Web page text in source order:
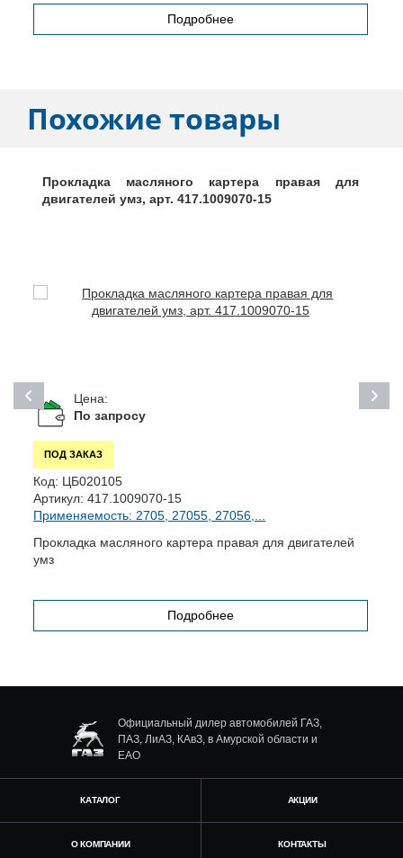
Подробнее
Похожие товары
Прокладка масляного картера правая для
двигателей умз, арт. 417.1009070-15
Цена:
По запросу
ПОД ЗАКАЗ
Код: ЦБ020105
Артикул: 417.1009070-15
Применяемость: 2705, 27055, 27056,...
Прокладка масляного картера правая для двигателей
умз
Подробнее
Официальный дилер автомобилей ГАЗ,
ПАЗ, ЛиАЗ, КАвЗ, в Амурской области и
ЕАО
КАТАЛОГ АКЦИИ
О КОМПАНИИ КОНТАКТЫ